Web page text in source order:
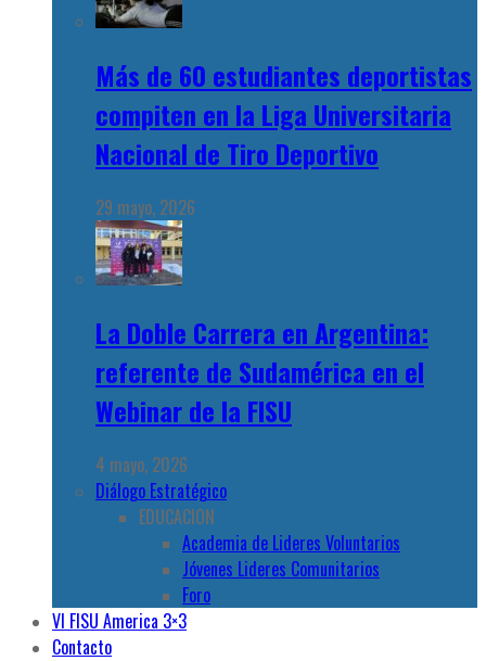
Más de 60 estudiantes deportistas
compiten en la Liga Universitaria
Nacional de Tiro Deportivo
29 mayo, 2026
La Doble Carrera en Argentina:
referente de Sudamérica en el
Webinar de la FISU
4 mayo, 2026
Diálogo Estratégico
EDUCACION
Academia de Lideres Voluntarios
Jóvenes Lideres Comunitarios
Foro
VI FISU America 3×3
Contacto